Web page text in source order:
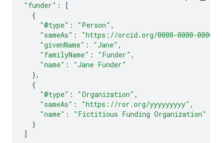
"funder" :
[
{
"@type" : "Person" ,
"sameAs" :
"https://orcid.org/0000-0000-0000-
"givenName" : "Jane" ,
"familyName" : "Funder" ,
"name" :
"Jane Funder"
},
{
"@type" : "Organization" ,
"sameAs" : "https://ror.org/yyyyyyyyy" ,
"name" :
"Fictitious Funding Organization"
}
]